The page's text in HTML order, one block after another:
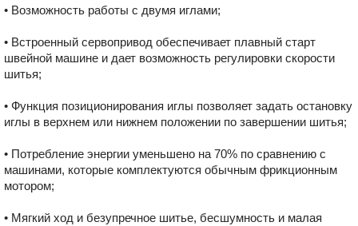
• Возможность работы с двумя иглами;
• Встроенный сервопривод обеспечивает плавный старт
швейной машине и дает возможность регулировки скорости
шитья;
• Функция позиционирования иглы позволяет задать остановку
иглы в верхнем или нижнем положении по завершении шитья;
• Потребление энергии уменьшено на 70% по сравнению с
машинами, которые комплектуются обычным фрикционным
мотором;
• Мягкий ход и безупречное шитье, бесшумность и малая